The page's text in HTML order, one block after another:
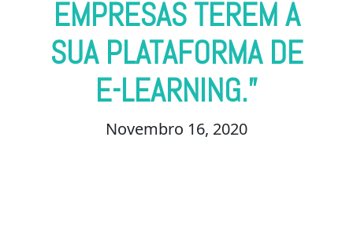
EMPRESAS TEREM A
SUA PLATAFORMA DE
E-LEARNING.”
Novembro 16, 2020